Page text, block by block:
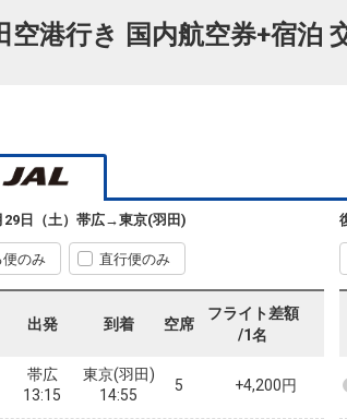
港行き 国内航空券+宿泊
日（土） 帯広→東京(羽田)
便のみ 直行便のみ
出発 到着 空席
フライト差額
/1名
帯広
09:50
東京(羽田)
11:30
2 +9,700円
Jを利用する 4 +21,200円
帯広
13:15
東京(羽田)
14:55
5 +4,200円